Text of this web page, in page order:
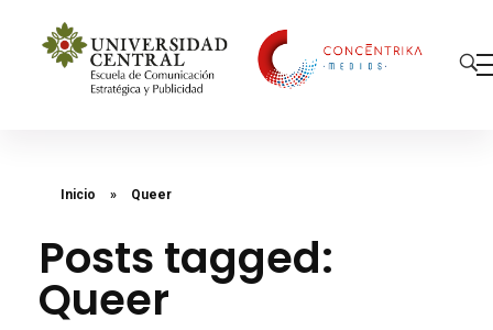
Inicio » Queer
Posts tagged:
Queer